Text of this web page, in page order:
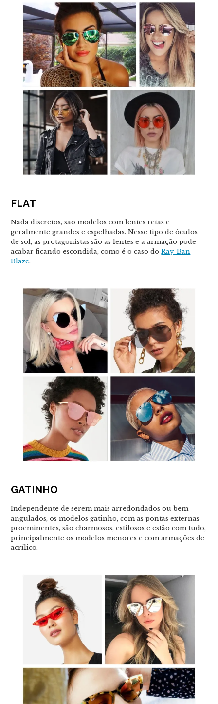
FLAT
Nada discretos, são modelos com lentes retas e
geralmente grandes e espelhadas. Nesse tipo de óculos
de sol, as protagonistas são as lentes e a armação pode
acabar ficando escondida, como é o caso doRay-Ban
Blaze.
GATINHO
Independente de serem mais arredondados ou bem
angulados, os modelos gatinho, com as pontas externas
proeminentes, são charmosos, estilosos e estão com tudo,
principalmente os modelos menores e com armações de
acrílico.